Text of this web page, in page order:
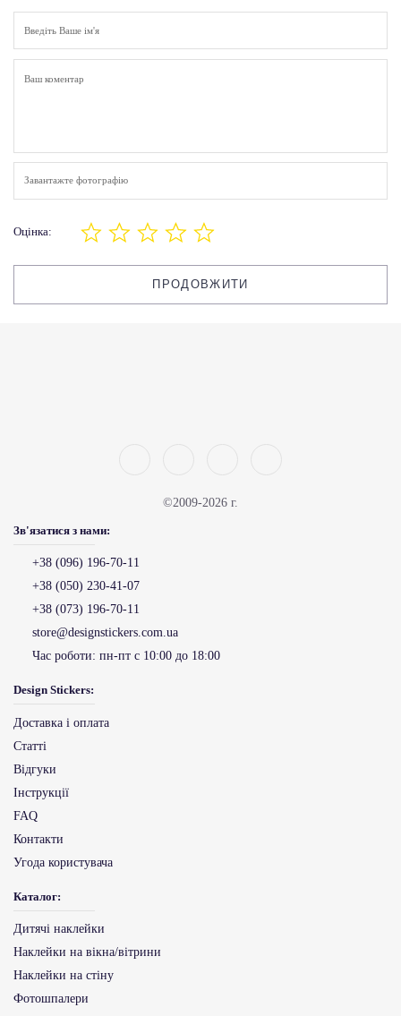
Завантажте фотографію
Оцінка:
ПРОДОВЖИТИ
©2009-2026 г.
Зв'язатися з нами:
+38 (096) 196-70-11
+38 (050) 230-41-07
+38 (073) 196-70-11
store@designstickers.com.ua
Час роботи: пн-пт с 10:00 до 18:00
Design Stickers:
Доставка і оплата
Статті
Відгуки
Інструкції
FAQ
Контакти
Угода користувача
Каталог:
Дитячі наклейки
Наклейки на вікна/вітрини
Наклейки на стіну
Фотошпалери